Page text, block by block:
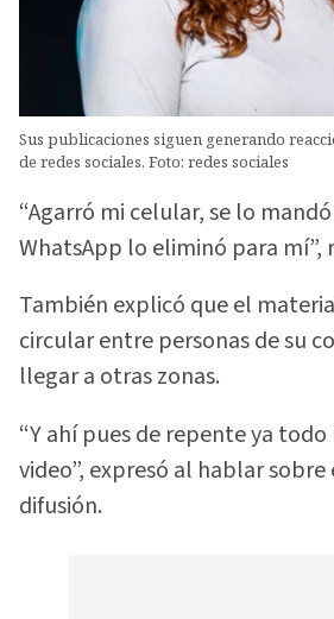
Sus publicaciones siguen generando
de redes sociales. Foto: redes sociales
“Agarró mi celular, se lo
WhatsApp lo eliminó para mí”,
También explicó que el
circular entre personas de su
llegar a otras zonas.
“Y ahí pues de repente ya
video”, expresó al hablar
difusión.